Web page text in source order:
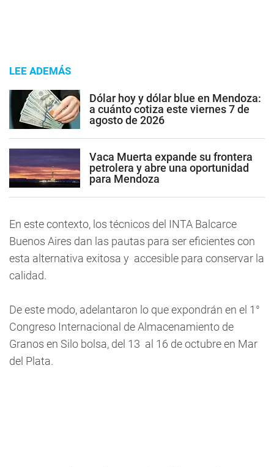
LEE ADEMÁS
Dólar hoy y dólar blue en Mendoza:
a cuánto cotiza este viernes 7 de
agosto de 2026
Vaca Muerta expande su frontera
petrolera y abre una oportunidad
para Mendoza
En este contexto, los técnicos del INTA Balcarce
Buenos Aires dan las pautas para ser eficientes con
esta alternativa exitosa y accesible para conservar la
calidad.
De este modo, adelantaron lo que expondrán en el 1°
Congreso Internacional de Almacenamiento de
Granos en Silo bolsa, del 13 al 16 de octubre en Mar
del Plata.